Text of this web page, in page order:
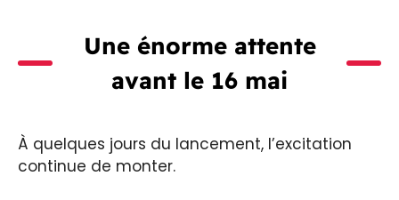
Une énorme attente
avant le 16 mai
À quelques jours du lancement, l’excitation
continue de monter.